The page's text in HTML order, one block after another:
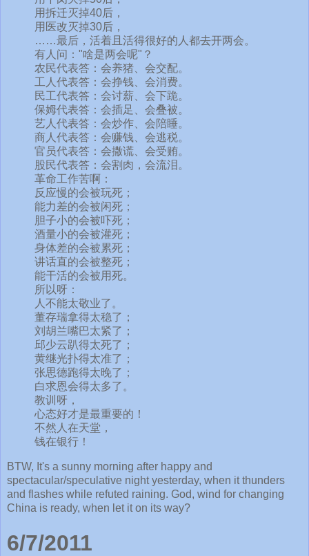
用拆迁灭掉40后，
用医改灭掉30后，
……最后，活着且活得很好的人都去开两会。
有人问："啥是两会呢"？
农民代表答：会养猪、会交配。
工人代表答：会挣钱、会消费。
民工代表答：会讨薪、会下跪。
保姆代表答：会插足、会叠被。
艺人代表答：会炒作、会陪睡。
商人代表答：会赚钱、会逃税。
官员代表答：会撒谎、会受贿。
股民代表答：会割肉，会流泪。
革命工作苦啊：
反应慢的会被玩死；
能力差的会被闲死；
胆子小的会被吓死；
酒量小的会被灌死；
身体差的会被累死；
讲话直的会被整死；
能干活的会被用死。
所以呀：
人不能太敬业了。
董存瑞拿得太稳了；
刘胡兰嘴巴太紧了；
邱少云趴得太死了；
黄继光扑得太准了；
张思德跑得太晚了；
白求恩会得太多了。
教训呀，
心态好才是最重要的！
不然人在天堂，
钱在银行！
BTW, It's a sunny morning after happy and
spectacular/speculative night yesterday, when it thunders
and flashes while refuted raining. God, wind for changing
China is ready, when let it on its way?
6/7/2011